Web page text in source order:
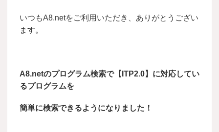
いつもA8.netをご利用いただき、ありがとうござい
ます。
A8.netのプログラム検索で【ITP2.0】に対応してい
るプログラムを
簡単に検索できるようになりました！